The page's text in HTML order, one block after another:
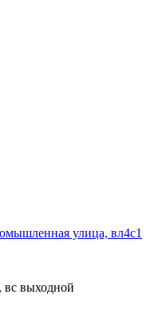
улица, вл4с1
вс выходной